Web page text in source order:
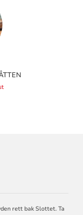
rett bak Slottet. Ta